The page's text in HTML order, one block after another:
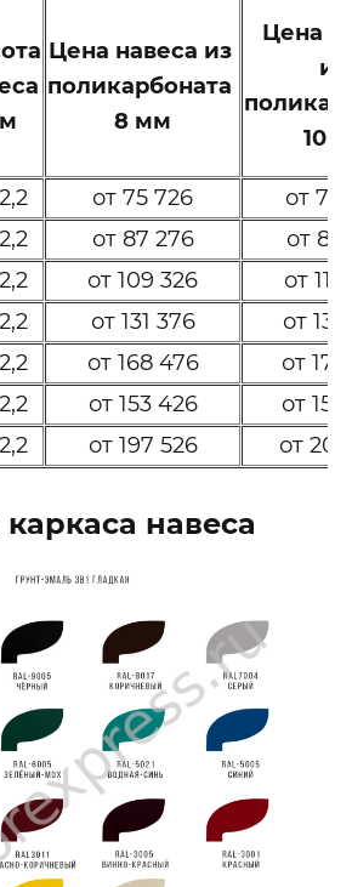
Цена навеса из
поликарбоната
8 мм
Цена
из
10
от 75 726
от 77
от 87 276
от 89
от 109 326
от
от 131 376
от
от 168 476
от
от 153 426
от
от 197 526 от
навеса